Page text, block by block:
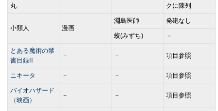
丸-
クに陳列
小類人 漫画
淵島医師 発砲なし
蛟(みずち) －
とある魔術の禁
書目録II
－ － 項目参照
ニキータ － － 項目参照
バイオハザード
（映画）
－ － 項目参照